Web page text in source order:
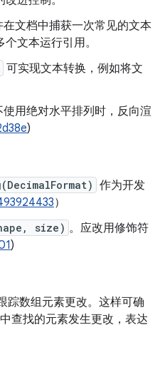
在文档中捕获一次常见的文本
文本运行引用。
可实现文本转换，例如将文
用绝对水平排列时，反向渲
)
作为开发
）
size) 。应改用修饰符
)
踪数组元素更改。这样可确
查找的元素发生更改，表达